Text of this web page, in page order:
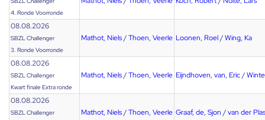
4. Ronde Voorronde
08.08.2026
SBZL Challenger
3. Ronde Voorronde
Mathot, Niels/Thoen, Veerle Loonen, Roel/Wing, Ka
08.08.2026
SBZL Challenger
Kwart finale Extra ronde
Mathot, Niels/Thoen, Veerle Eijndhoven, van, Eric/
08.08.2026
SBZL Challenger
Mathot, Niels/Thoen, Veerle Graaf, de, Sjon /van der